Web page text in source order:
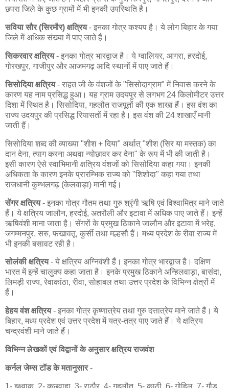
छपरा जिले के कुछ ग्रामों में भी इनकी उपस्थिति है।
सविया सौर (सिरमौर) क्षत्रिय- इनका गोत्र कश्यप है। ये लोग बिहार के गया
जिले में अधिक संख्या में पाए जाते हैं।
सिकरवार क्षत्रिय- इनका गोत्र भारद्वाज है। ये ग्वालियर, आगरा, हरदोई,
गोरखपुर, गाजीपुर और आजमगढ़ आदि स्थानों में पाए जाते हैं।
सिसोदिया क्षत्रिय- राहत जी के वंशजों के "सिसोदाग्राम" में निवास करने के
कारण यह नाम प्रसिद्ध हुआ। यह ग्राम उदयपुर से लगभग 24 किलोमीटर उत्तर
दिशा में स्थित है। सिसोदिया, गहलौत राजपूतों की एक शाखा हैं। इस वंश का
राज्य उदयपुर की प्रसिद्ध रियासतों में रहा है। इस वंश की 24 शाखाएँ मानी
जाती हैं।
सिसोदिया शब्द की व्याख्या "शीश + दिया" अर्थात् "शीश (सिर या मस्तक) का
दान देना, त्याग करना अथवा न्योछावर कर देना" के रूप में भी की जाती है।
इसी कारण ऐसे स्वाभिमानी क्षत्रिय वंशजों को सिसोदिया कहा गया। इनकी
अधिकता के कारण इनके प्रारम्भिक राज्य को "शिशोदा" कहा गया तथा
राजधानी कुम्भलगढ़ (केलवाड़ा) मानी गई।
सेंगर क्षत्रिय- इनका गोत्र गौतम तथा गुरु श्रृंगी ऋषि एवं विश्वामित्र माने जाते
हैं। ये क्षत्रिय जालौन, हरदोई, अतरौली और इटावा में अधिक पाए जाते हैं। इन्हें
ऋषिवंशी माना जाता है। सेंगरों के प्रमुख ठिकाने जालौन और इटावा में भरेह,
जगम्मनपुर, सरु, फखावतू, कुर्सी तथा मल्हसौ हैं। मध्य प्रदेश के रीवा राज्य में
भी इनकी बसावट रही है।
सोलंकी क्षत्रिय- ये क्षत्रिय अग्निवंशी हैं। इनका गोत्र भारद्वाज है। दक्षिण
भारत में इन्हें चालुक्य कहा जाता है। इनके प्रमुख ठिकाने अन्हिलवाड़ा, बासंदा,
लिमड़ी राज्य, रेवाकांठा, रीवा, सोहाबल तथा उत्तर प्रदेश के विभिन्न क्षेत्रों में
हैं।
हेहय वंश क्षत्रिय- इनका गोत्र कृष्णात्रेय तथा गुरु दत्तात्रेय माने जाते हैं। ये
बिहार, मध्य प्रदेश एवं उत्तर प्रदेश में यत्र-तत्र पाए जाते हैं। ये क्षत्रिय
चन्द्रवंशी माने जाते हैं।
विभिन्न लेखकों एवं विद्वानों के अनुसार क्षत्रिय राजवंश
कर्नल जेम्स टॉड के मतानुसार-
1- इक्ष्वाकु, 2- कछवाहा, 3- राठौर, 4- गहलौत, 5- काठी, 6- गोहिल, 7- गौड़,